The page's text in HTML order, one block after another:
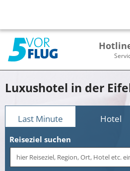
Luxushotel in der
Last Minute Hotel
Reiseziel suchen